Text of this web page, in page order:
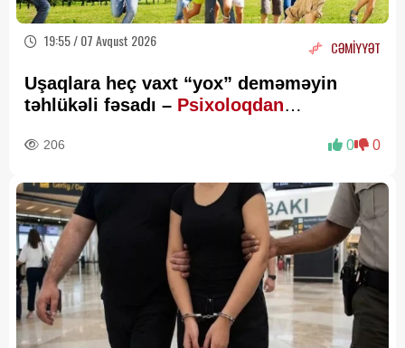
19:55 / 07 Avqust 2026 CƏMİYYƏT
Uşaqlara heç vaxt “yox” deməməyin
təhlükəli fəsadı – Psixoloqdan
206 0 0